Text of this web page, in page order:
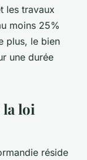
les travaux
moins 25%
plus, le bien
une durée
la loi
réside